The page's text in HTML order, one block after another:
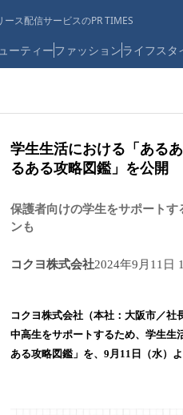
ス配信サービスのPR TIMES
ーティーファッションライフスタ
学生生活における「ある
るある攻略図鑑」を公開
保護者向けの学生をサポート
ンも
コクヨ株式会社2024年9月11日
コクヨ株式会社（本社：大阪市／
中高生をサポートするため、学生生
ある攻略図鑑」を、9月11日（水）よ